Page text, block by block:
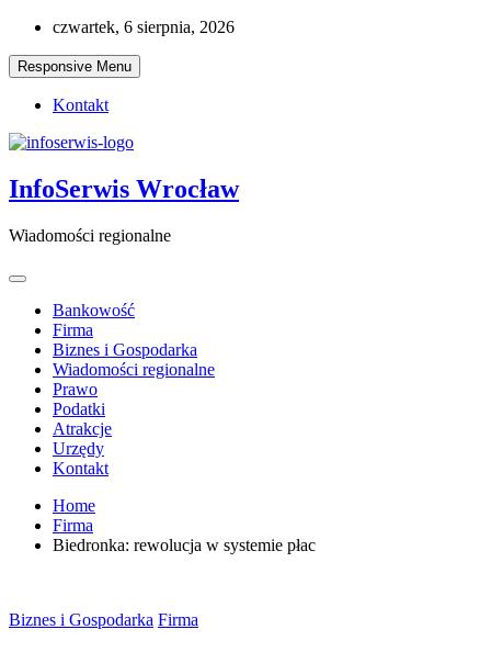
Skip
content
czwartek, 6 sierpnia, 2026
Responsive Menu
Kontakt
InfoSerwis Wrocław
Wiadomości regionalne
Bankowość
Firma
Biznes i Gospodarka
Wiadomości regionalne
Prawo
Podatki
Atrakcje
Urzędy
Kontakt
Home
Firma
Biedronka: rewolucja w systemie płac
Biznes i Gospodarka Firma